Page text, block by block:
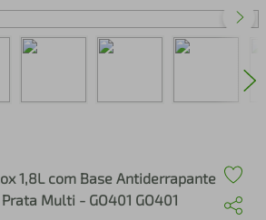
1,8L com Base Antiderrapante
Multi - GO401 GO401